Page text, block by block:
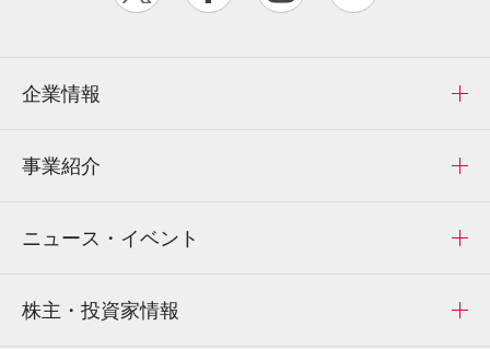
企業情報
事業紹介
ニュース・イベント
株主・投資家情報